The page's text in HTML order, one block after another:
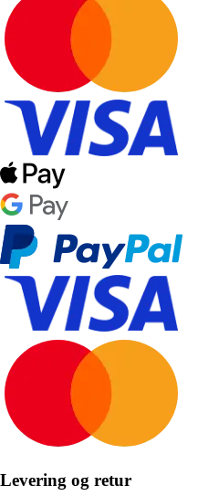
Levering og retur